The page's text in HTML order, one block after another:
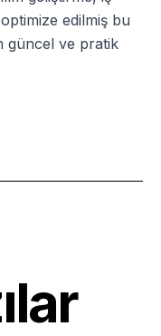
edilmiş bu
güncel ve pratik